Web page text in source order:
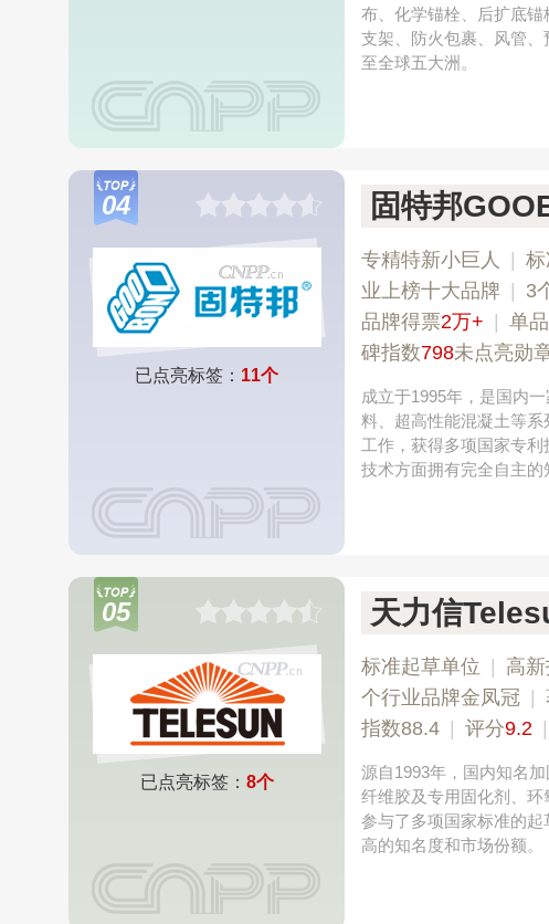
布、化学锚栓、后扩底锚
支架、防火包裹、风管
至全球五大洲。
04
已点亮标签： 11个
固特邦
专精特新小巨人
业上榜十大品牌
3
品牌得票2万+ 单
碑指数798未点亮勋
成立于1995年，是国内
料、超高性能混凝土等
工作，获得多项国家专
技术方面拥有完全自主的
05
已点亮标签： 8个
天力信
标准起草单位 高
个行业品牌金凤冠
指数88.4
评分9.2
源自1993年，国内知名
纤维胶及专用固化剂、
参与了多项国家标准的
高的知名度和市场份额。